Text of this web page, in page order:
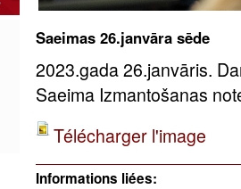
Saeimas 26.janvāra sēde
2023.gada 26.janvāris.
Saeima Izmantošanas
Télécharger l'image
Informations liées: